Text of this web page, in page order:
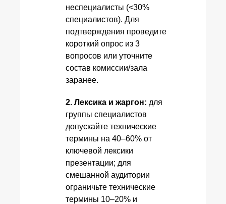
неспециалисты (<30%
специалистов). Для
подтверждения проведите
короткий опрос из 3
вопросов или уточните
состав комиссии/зала
заранее.
2. Лексика и жаргон: для
группы специалистов
допускайте технические
термины на 40–60% от
ключевой лексики
презентации; для
смешанной аудитории
ограничьте технические
термины 10–20% и